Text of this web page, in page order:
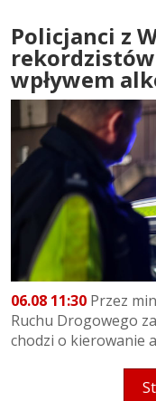
Policjanci z
wpływem
06.08 11:30 Przez
Ruchu Drogowego
chodzi o kierowanie